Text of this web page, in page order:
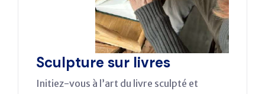
Sculpture sur livres
Initiez-vous à l’art du livre sculpté et